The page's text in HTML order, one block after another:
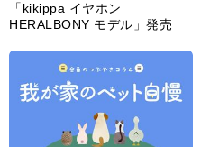
「kikippa イヤホン
HERALBONY モデル」発売